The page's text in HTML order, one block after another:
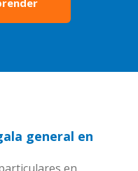
general en